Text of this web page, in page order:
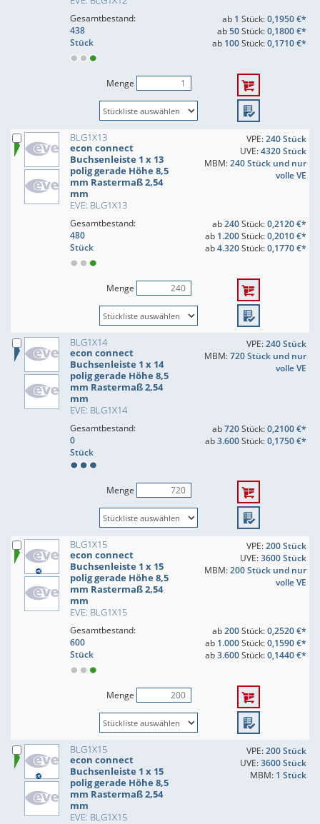
Gesamtbestand:
438
Stück
ab 1 Stück:0,1950 €*
ab50Stück:0,1800 €*
ab 100Stück:0,1710 €*
Menge
BLG1X13
econ connect
Buchsenleiste 1 x 13
polig gerade Höhe 8,5
mm Rastermaß 2,54
mm
EVE: BLG1X13
VPE:240 Stück
UVE:4320 Stück
MBM:240 Stück und nur
volle VE
Gesamtbestand:
480
Stück
ab240Stück:0,2120 €*
ab 1.200Stück:0,2010 €*
ab4.320Stück:0,1770 €*
Menge
BLG1X14
econ connect
Buchsenleiste 1 x 14
polig gerade Höhe 8,5
mm Rastermaß 2,54
mm
EVE: BLG1X14
VPE:240 Stück
MBM:720 Stück und nur
volle VE
Gesamtbestand:
0
Stück
ab720Stück:0,2100 €*
ab3.600Stück:0,1750 €*
Menge
BLG1X15
econ connect
Buchsenleiste 1 x 15
polig gerade Höhe 8,5
mm Rastermaß 2,54
mm
EVE: BLG1X15
VPE:200 Stück
UVE:3600 Stück
MBM:200 Stück und nur
volle VE
Gesamtbestand:
600
Stück
ab200Stück:0,2520 €*
ab 1.000Stück:0,1590 €*
ab3.600Stück:0,1440 €*
Menge
BLG1X15
econ connect
Buchsenleiste 1 x 15
polig gerade Höhe 8,5
mm Rastermaß 2,54
mm
EVE: BLG1X15
VPE:200 Stück
UVE:3600 Stück
MBM: 1 Stück